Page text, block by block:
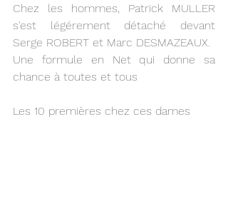
Chez les hommes, Patrick MULLER
s'est légérement détaché devant
Serge ROBERT et Marc DESMAZEAUX.
Une formule en Net qui donne sa
chance à toutes et tous
Les 10 premières chez ces dames